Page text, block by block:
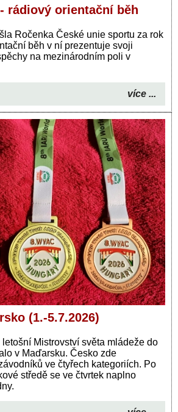
rádiový orientační běh
Ročenka České unie sportu za rok
běh v ní prezentuje svoji
na mezinárodním poli v
více ...
(1.-5.7.2026)
Mistrovství světa mládeže do
v Maďarsku. Česko zde
ve čtyřech kategoriích. Po
středě se ve čtvrtek naplno